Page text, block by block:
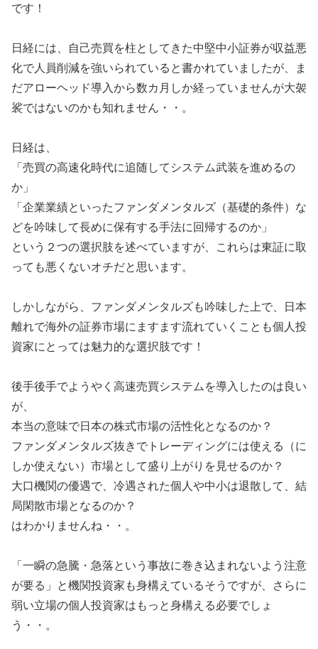
です！
日経には、自己売買を柱としてきた中堅中小証券が収益悪
化で人員削減を強いられていると書かれていましたが、ま
だアローヘッド導入から数カ月しか経っていませんが大袈
裟ではないのかも知れません・・。
日経は、
「売買の高速化時代に追随してシステム武装を進めるの
か」
「企業業績といったファンダメンタルズ（基礎的条件）な
どを吟味して長めに保有する手法に回帰するのか」
という２つの選択肢を述べていますが、これらは東証に取
っても悪くないオチだと思います。
しかしながら、ファンダメンタルズも吟味した上で、日本
離れで海外の証券市場にますます流れていくことも個人投
資家にとっては魅力的な選択肢です！
後手後手でようやく高速売買システムを導入したのは良い
が、
本当の意味で日本の株式市場の活性化となるのか？
ファンダメンタルズ抜きでトレーディングには使える（に
しか使えない）市場として盛り上がりを見せるのか？
大口機関の優遇で、冷遇された個人や中小は退散して、結
局閑散市場となるのか？
はわかりませんね・・。
「一瞬の急騰・急落という事故に巻き込まれないよう注意
が要る」と機関投資家も身構えているそうですが、さらに
弱い立場の個人投資家はもっと身構える必要でしょ
う・・。